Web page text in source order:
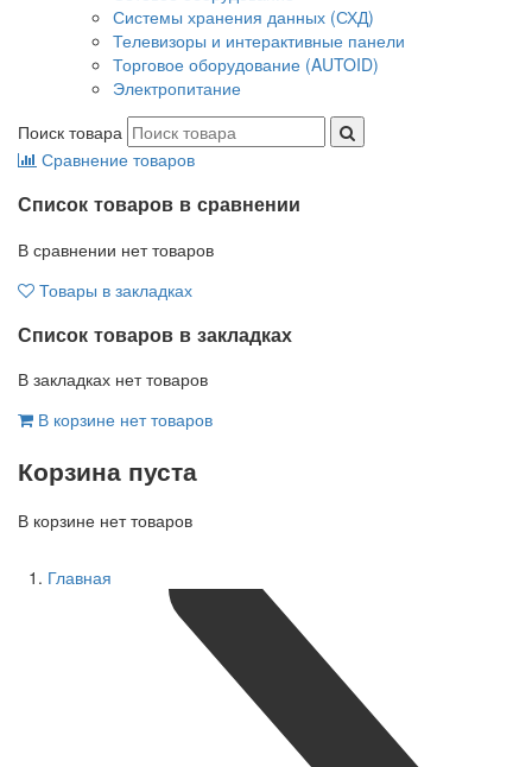
Системы хранения данных (СХД)
Телевизоры и интерактивные панели
Торговое оборудование (AUTOID)
Электропитание
Поиск товара
Сравнение товаров
Список товаров в сравнении
В сравнении нет товаров
Товары в закладках
Список товаров в закладках
В закладках нет товаров
В корзине нет товаров
Корзина пуста
В корзине нет товаров
Главная